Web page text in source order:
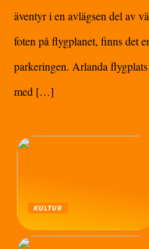
äventyr i en avlägsen del av
foten på flygplanet, finns det
parkeringen. Arlanda
med […]
KULTUR